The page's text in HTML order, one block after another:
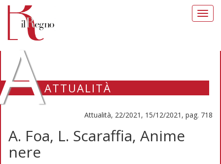
ATTUALITÀ
Attualità, 22/2021, 15/12/2021, pag. 718
A. Foa, L. Scaraffia, Anime
nere